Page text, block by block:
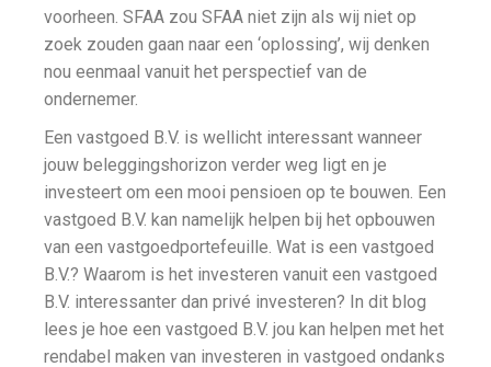
voorheen. SFAA zou SFAA niet zijn als wij niet op
zoek zouden gaan naar een ‘oplossing’, wij denken
nou eenmaal vanuit het perspectief van de
ondernemer.
Een vastgoed B.V. is wellicht interessant wanneer
jouw beleggingshorizon verder weg ligt en je
investeert om een mooi pensioen op te bouwen. Een
vastgoed B.V. kan namelijk helpen bij het opbouwen
van een vastgoedportefeuille. Wat is een vastgoed
B.V.? Waarom is het investeren vanuit een vastgoed
B.V. interessanter dan privé investeren? In dit blog
lees je hoe een vastgoed B.V. jou kan helpen met het
rendabel maken van investeren in vastgoed ondanks